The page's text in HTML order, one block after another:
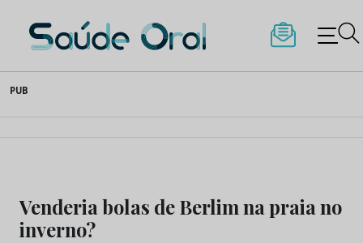
to
content
Saúde Oral
PUB
Venderia bolas de Berlim na praia no
inverno?